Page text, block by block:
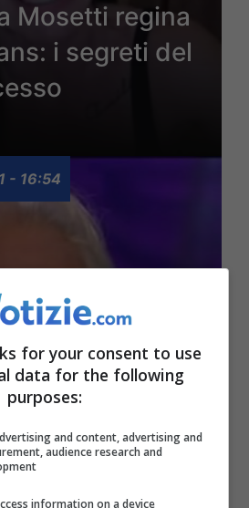
Mosetti regina
i segreti del
- 16:54
duro sfogo
da
VIDEO
for your consent to use
data for the following
purposes:
and content, advertising and
audience research and
information on a device